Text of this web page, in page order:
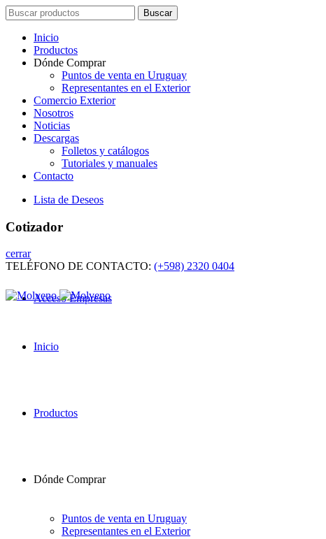
Search
for:
Buscar
Inicio
Productos
Dónde Comprar
Puntos de venta en Uruguay
Representantes en el Exterior
Comercio Exterior
Nosotros
Noticias
Descargas
Folletos y catálogos
Tutoriales y manuales
Contacto
Lista de Deseos
Cotizador
cerrar
TELÉFONO DE CONTACTO: (+598) 2320 0404
Acceso Empresas
Inicio
Productos
Dónde Comprar
Puntos de venta en Uruguay
Representantes en el Exterior